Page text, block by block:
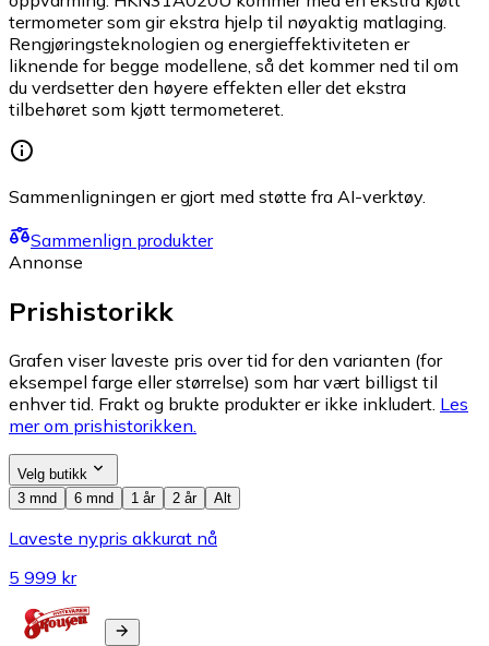
termometer som gir ekstra hjelp til nøyaktig matlaging.
Rengjøringsteknologien og energieffektiviteten er
liknende for begge modellene, så det kommer ned til om
du verdsetter den høyere effekten eller det ekstra
tilbehøret som kjøtt termometeret.
Sammenligningen er gjort med støtte fra AI-verktøy.
Sammenlign produkter
Annonse
Prishistorikk
Grafen viser laveste pris over tid for den varianten (for
eksempel farge eller størrelse) som har vært billigst til
enhver tid. Frakt og brukte produkter er ikke inkludert. Les
mer om prishistorikken.
Velg butikk
3 mnd
6 mnd 1 år 2 år Alt
Laveste nypris akkurat nå
5 999 kr